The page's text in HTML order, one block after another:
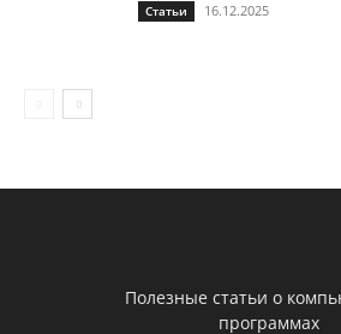
Статьи 16.12.2025
Полезные статьи о
программах